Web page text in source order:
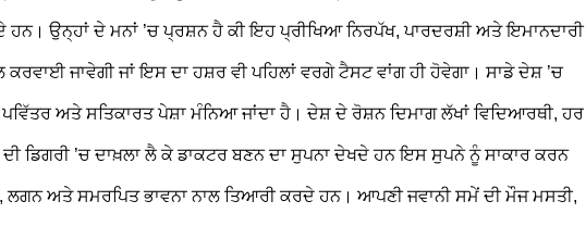
ਉਨ੍ਹਾਂ ਦੇ ਮਨਾਂ ’ਚ ਪ੍ਰਸ਼ਨ ਹੈ ਕੀ ਇਹ ਪ੍ਰੀਖਿਆ ਨਿਰਪੱਖ, ਪਾਰਦਰਸ਼ੀ ਅਤੇ ਇਮਾਨਦਾਰੀ
ਕਰਵਾਈ ਜਾਵੇਗੀ ਜਾਂ ਇਸ ਦਾ ਹਸ਼ਰ ਵੀ ਪਹਿਲਾਂ ਵਰਗੇ ਟੈਸਟ ਵਾਂਗ ਹੀ ਹੋਵੇਗਾ। ਸਾਡੇ ਦੇਸ਼ ’ਚ
ਪਵਿੱਤਰ ਅਤੇ ਸਤਿਕਾਰਤ ਪੇਸ਼ਾ ਮੰਨਿਆ ਜਾਂਦਾ ਹੈ। ਦੇਸ਼ ਦੇ ਰੋਸ਼ਨ ਦਿਮਾਗ ਲੱਖਾਂ ਵਿਦਿਆਰਥੀ, ਹਰ
ਡਿਗਰੀ ’ਚ ਦਾਖ਼ਲਾ ਲੈ ਕੇ ਡਾਕਟਰ ਬਣਨ ਦਾ ਸੁਪਨਾ ਦੇਖਦੇ ਹਨ ਇਸ ਸੁਪਨੇ ਨੂੰ ਸਾਕਾਰ ਕਰਨ
ਅਤੇ ਸਮਰਪਿਤ ਭਾਵਨਾ ਨਾਲ ਤਿਆਰੀ ਕਰਦੇ ਹਨ। ਆਪਣੀ ਜਵਾਨੀ ਸਮੇਂ ਦੀ ਮੌਜ ਮਸਤੀ,